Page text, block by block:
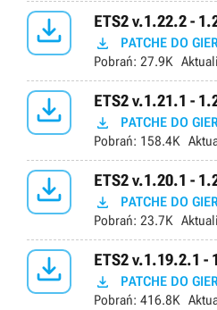
 ETS2 v.1.22.2 -
 PATCHE DO
Pobrań: 27.9K
 ETS2 v.1.21.1 -
 PATCHE DO
Pobrań: 158.4K
 ETS2 v.1.20.1 -
 PATCHE DO
Pobrań: 23.7K
 ETS2 v.1.19.2.1 -
 PATCHE DO
Pobrań: 416.8K